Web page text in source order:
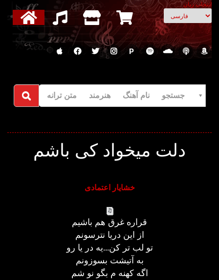
انتخاب زبان
P
جستجو نام آهنگ هنرمند متن ترانه
دلت میخواد کی باشم
خشایار اعتمادی
قراره غرق هم باشیم
از این دریا نترسونم
تو لب تر کن...یه در یا رو
به آتیشت بسوزونم
اگه کهنه م بگو نو شم